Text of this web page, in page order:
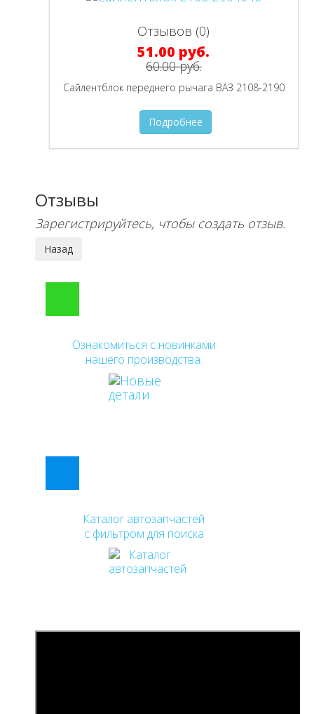
Отзывов (0)
51.00 руб.
60.00 руб.
Сайлентблок переднего рычага ВАЗ 2108-2190
Подробнее
Отзывы
Зарегистрируйтесь, чтобы создать отзыв.
Ознакомиться с новинками
нашего производства.
Каталог автозапчастей
с фильтром для поиска